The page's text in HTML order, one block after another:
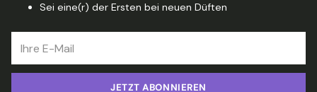
Sei eine(r) der Ersten bei neuen Düften
E-
Mail
JETZT ABONNIEREN